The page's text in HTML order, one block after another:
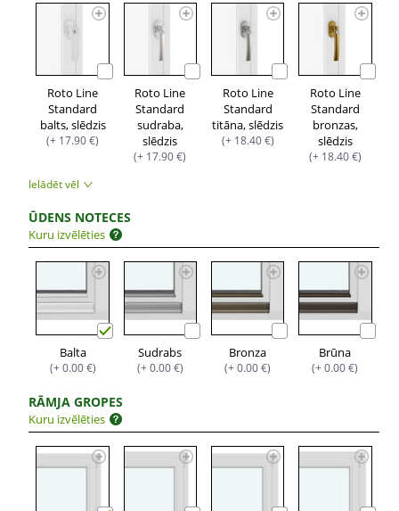
Roto Line
Standard
balts, slēdzis
(+ 17.90 €)
Roto Line
Standard
sudraba,
slēdzis
(+ 17.90 €)
Roto Line
Standard
titāna, slēdzis
(+ 18.40 €)
Roto Line
Standard
bronzas,
slēdzis
(+ 18.40 €)
Ielādēt vēl
ŪDENS NOTECES
Kuru izvēlēties
Balta
(+ 0.00 €)
Sudrabs
(+ 0.00 €)
Bronza
(+ 0.00 €)
Brūna
(+ 0.00 €)
RĀMJA GROPES
Kuru izvēlēties